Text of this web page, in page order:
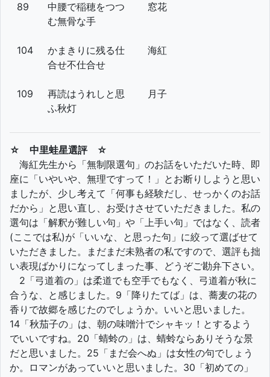
89
中腰で稲穂をつつ
む無骨な手
窓花
104
かまきりに残る仕
合せ不仕合せ
海紅
109
再読はうれしと思
ふ秋灯
月子
☆ 中里蛙星選評 ☆
海紅先生から「無制限選句」のお話をいただいた時、即
座に「いやいや、無理ですって！」とお断りしようと思い
ましたが、少し考えて「何事も経験だし、せっかくのお話
だから」と思い直し、お受けさせていただきました。私の
選句は「解釈が難しい句」や「上手い句」ではなく、読者
(ここでは私)が「いいな、と思った句」に絞って選ばせて
いただきました。まだまだ未熟者の私ですので、選評も拙
い表現ばかりになってしまった事、どうぞご勘弁下さい。
2「弓道着の」は柔道でも空手でもなく、弓道着が秋に
合うな、と感じました。9「降りたてば」は、蕎麦の花の
香りで故郷を感じたのでしょうか。いいと思いました。
14「秋茄子の」は、朝の味噌汁でシャキッ！とするよう
でいいですね。20「蜻蛉の」は、蜻蛉ならありそうな景
だと思いました。25「まだ会へぬ」は女性の句でしょう
か。ロマンがあっていいと思いました。30「初めての」